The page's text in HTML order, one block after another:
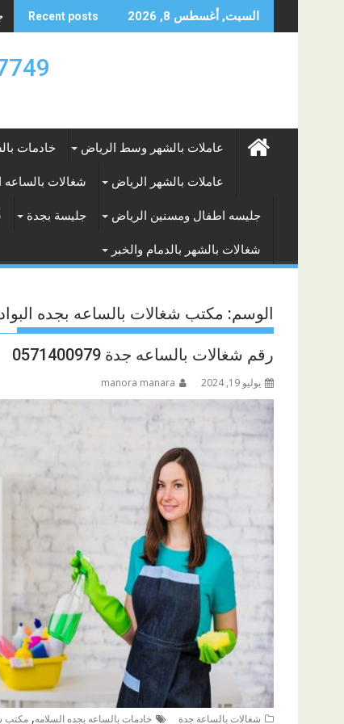
to
السبت, أغسطس 8, 2026 Recent posts
0583707749-
عاملات بالشهر وسط الرياض خادمات
عاملات بالشهر الرياض شغالات بالساعه
جليسه اطفال ومسنين الرياض جليسة بجدة
شغالات بالشهر بالدمام والخبر
الوسم: مكتب شغالات بالساعه بجده
رقم شغالات بالساعه جدة 0571400979
يوليو 19, 2024 manora manara
شغالات بالساعة جدة خادمات بالساعه بجده السلامه, مكتب